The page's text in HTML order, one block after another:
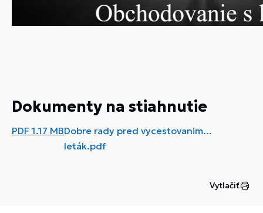
Dokumenty na stiahnutie
PDF1.17 MBDobre rady pred vycestovanim...
leták.pdf
Vytlačiť